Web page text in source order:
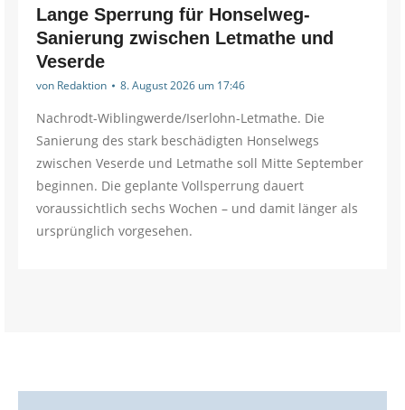
Lange Sperrung für Honselweg-
Sanierung zwischen Letmathe und
Veserde
von Redaktion 8. August 2026 um 17:46
Nachrodt-Wiblingwerde/Iserlohn-Letmathe. Die
Sanierung des stark beschädigten Honselwegs
zwischen Veserde und Letmathe soll Mitte September
beginnen. Die geplante Vollsperrung dauert
voraussichtlich sechs Wochen – und damit länger als
ursprünglich vorgesehen.